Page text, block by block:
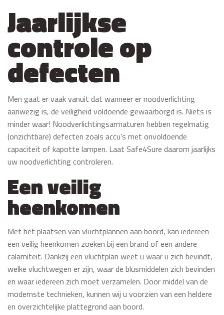
Jaarlijkse
controle op
defecten
Men gaat er vaak vanuit dat wanneer er noodverlichting
aanwezig is, de veiligheid voldoende gewaarborgd is. Niets is
minder waar! Noodverlichtingsarmaturen hebben regelmatig
(onzichtbare) defecten zoals accu’s met onvoldoende
capaciteit of kapotte lampen. Laat Safe4Sure daarom jaarlijks
uw noodverlichting controleren.
Een veilig
heenkomen
Met het plaatsen van vluchtplannen aan boord, kan iedereen
een veilig heenkomen zoeken bij een brand of een andere
calamiteit. Dankzij een vluchtplan weet u waar u zich bevindt,
welke vluchtwegen er zijn, waar de blusmiddelen zich bevinden
en waar iedereen zich moet verzamelen. Door middel van de
modernste technieken, kunnen wij u voorzien van een heldere
en overzichtelijke plattegrond aan boord.